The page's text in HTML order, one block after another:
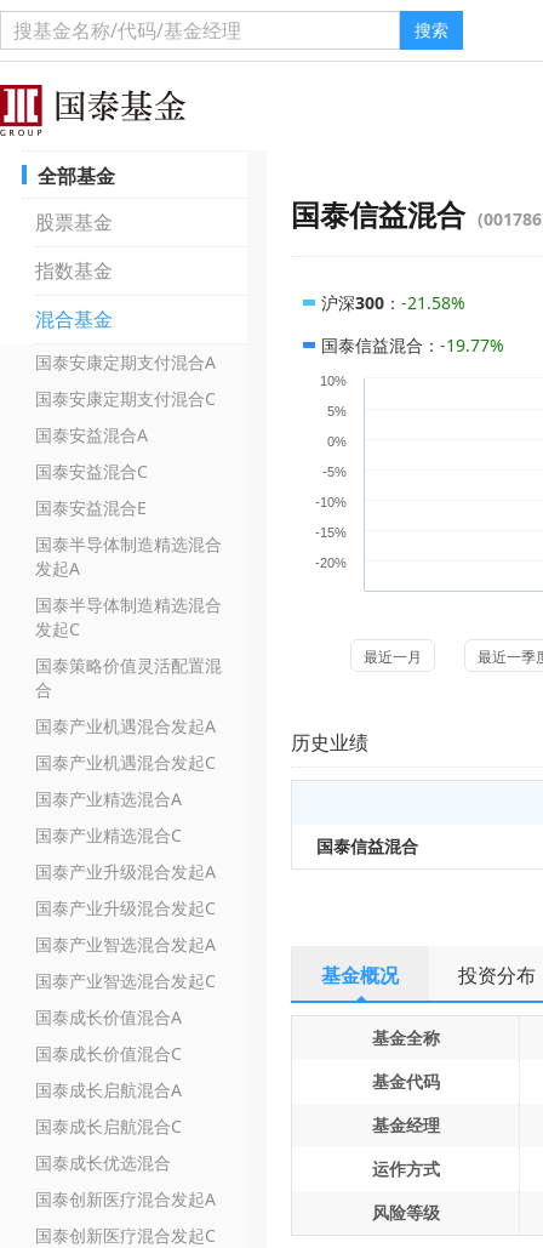
搜索
全部基金
股票基金
指数基金
混合基金
国泰安康定期支付混合A
国泰安康定期支付混合C
国泰安益混合A
国泰安益混合C
国泰安益混合E
国泰半导体制造精选混合
发起A
国泰半导体制造精选混合
发起C
国泰策略价值灵活配置混
合
国泰产业机遇混合发起A
国泰产业机遇混合发起C
国泰产业精选混合A
国泰产业精选混合C
国泰产业升级混合发起A
国泰产业升级混合发起C
国泰产业智选混合发起A
国泰产业智选混合发起C
国泰成长价值混合A
国泰成长价值混合C
国泰成长启航混合A
国泰成长启航混合C
国泰成长优选混合
国泰创新医疗混合发起A
国泰创新医疗混合发起C
国泰信益混合
沪深300 ： -21.58%
国泰信益混合 ： -19.77%
-20%
-15%
-10%
-5%
0%
5%
10%
最近一月 最近一季
历史业绩
国泰信益混合
基金概况 投资分布
基金全称
基金代码
基金经理
运作方式
风险等级